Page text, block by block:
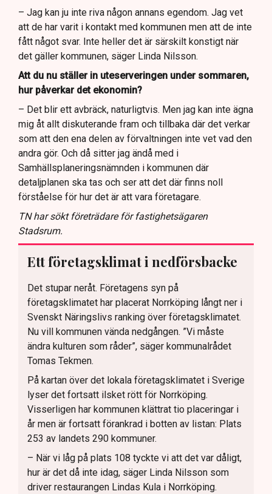
– Jag kan ju inte riva någon annans egendom. Jag vet
att de har varit i kontakt med kommunen men att de inte
fått något svar. Inte heller det är särskilt konstigt när
det gäller kommunen, säger Linda Nilsson.
Att du nu ställer in uteserveringen under sommaren,
hur påverkar det ekonomin?
– Det blir ett avbräck, naturligtvis. Men jag kan inte ägna
mig åt allt diskuterande fram och tillbaka där det verkar
som att den ena delen av förvaltningen inte vet vad den
andra gör. Och då sitter jag ändå med i
Samhällsplaneringsnämnden i kommunen där
detaljplanen ska tas och ser att det där finns noll
förståelse för hur det är att vara företagare.
TN har sökt företrädare för fastighetsägaren
Stadsrum.
Ett företagsklimat i nedförsbacke
Det stupar neråt. Företagens syn på
företagsklimatet har placerat Norrköping långt ner i
Svenskt Näringslivs ranking över företagsklimatet.
Nu vill kommunen vända nedgången. ”Vi måste
ändra kulturen som råder”, säger kommunalrådet
Tomas Tekmen.
På kartan över det lokala företagsklimatet i Sverige
lyser det fortsatt ilsket rött för Norrköping.
Visserligen har kommunen klättrat tio placeringar i
år men är fortsatt förankrad i botten av listan: Plats
253 av landets 290 kommuner.
– När vi låg på plats 108 tyckte vi att det var dåligt,
hur är det då inte idag, säger Linda Nilsson som
driver restaurangen Lindas Kula i Norrköping.